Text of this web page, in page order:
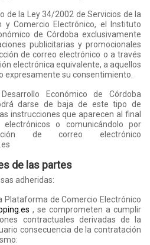
de la Ley 34/2002 de Servicios de la
y Comercio Electrónico, el Instituto
de Córdoba exclusivamente
publicitarias y promocionales
de correo electrónico o a través
electrónica equivalente, a aquellos
expresamente su consentimiento.
Económico de Córdoba
darse de baja de este tipo de
instrucciones que aparecen al final
o comunicándolo por
de correo electrónico
de las partes
adheridas:
Plataforma de Comercio Electrónico
, se comprometen a cumplir
contractuales derivadas de la
consecuencia de la contratación